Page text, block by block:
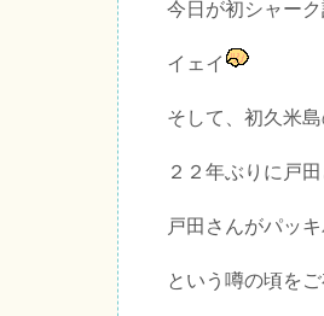
今日が初シャー
イェイ
そして、初久米
２２年ぶりに戸
戸田さんがパッ
という噂の頃を